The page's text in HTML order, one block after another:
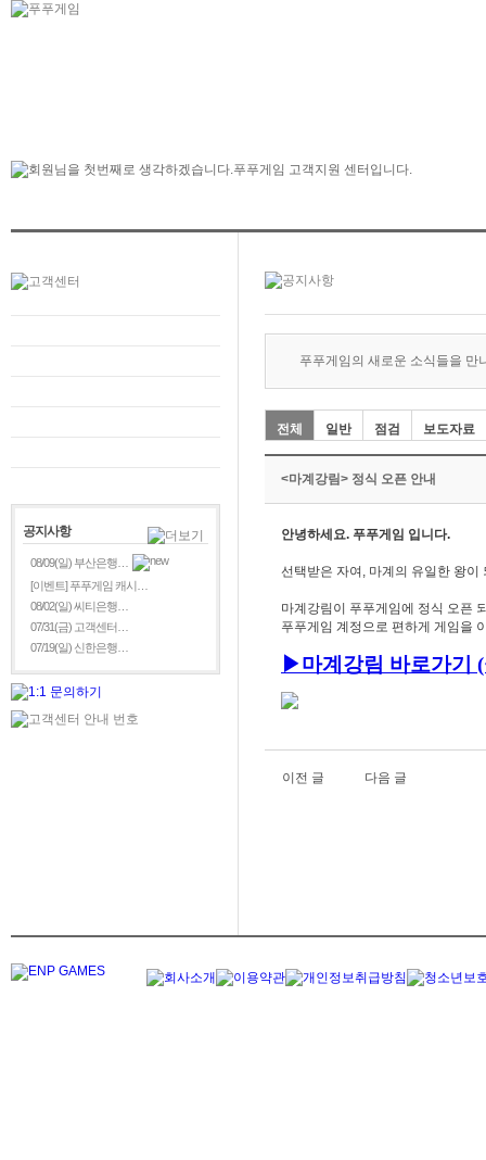
공지사항
08/09(일) 부산은행…
[이벤트] 푸푸게임 캐시…
08/02(일) 씨티은행…
07/31(금) 고객센터…
07/19(일) 신한은행…
푸푸게임의 새로운 소식들을 만
전체 일반 점검 보도자료
<마계강림> 정식 오픈 안내
안녕하세요. 푸푸게임 입니다.
선택받은 자여, 마계의 유일한 왕이
마계강림이 푸푸게임에 정식 오픈
푸푸게임 계정으로 편하게 게임을
▶마계강림 바로가기
이전 글 다음 글